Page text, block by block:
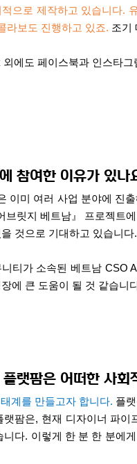
으로 제작하고 있습니다.
라보도 진행하고 있죠. 조기
외에도 페이스북과 인스타그
참여한 이유가 있나
이미 여러 사업 분야에 진
릿지 베트남』 프로젝트
것으로 기대하고 있습니다.
티가 소속된 베트남CSO
에 큰 도움이 될 것 같습니
플랫팜은 어떠한 사
계를 만들고자 합니다. 플
랫팜은, 현재 디자이너 파이
니다. 이렇게 한 분 한 분에